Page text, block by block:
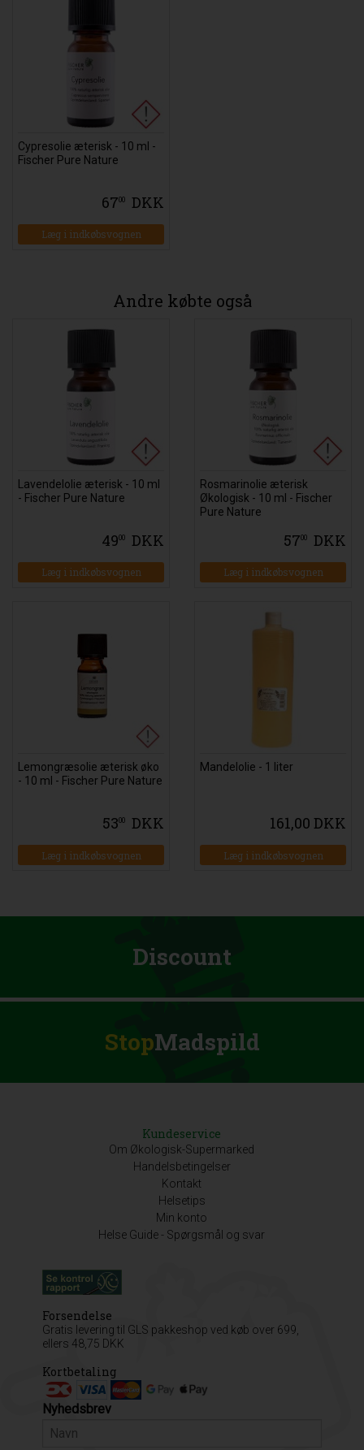
Cypresolie æterisk - 10 ml -
Fischer Pure Nature
6700 DKK
Læg i indkøbsvognen
Andre købte også
Lavendelolie æterisk - 10 ml
- Fischer Pure Nature
4900 DKK
Læg i indkøbsvognen
Rosmarinolie æterisk
Økologisk - 10 ml - Fischer
Pure Nature
5700 DKK
Læg i indkøbsvognen
Lemongræsolie æterisk øko
- 10 ml - Fischer Pure Nature
5300 DKK
Læg i indkøbsvognen
Mandelolie - 1 liter
161,00 DKK
Læg i indkøbsvognen
Discount
StopMadspild
Kundeservice
Om Økologisk-Supermarked
Handelsbetingelser
Kontakt
Helsetips
Min konto
Helse Guide - Spørgsmål og svar
Forsendelse
Gratis levering til GLS pakkeshop ved køb over 699,
ellers 48,75 DKK
Kortbetaling
Nyhedsbrev